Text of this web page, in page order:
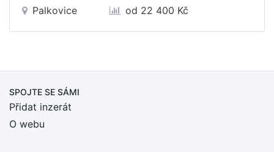
Palkovice od 22 400 Kč
SPOJTE SE SÁMI
Přidat inzerát
O webu